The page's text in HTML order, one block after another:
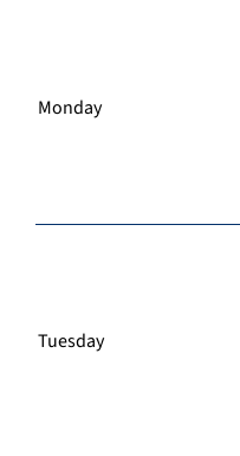
Monday
Tuesday